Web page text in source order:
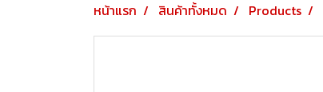
หน้าแรก สินค้าทั้งหมด Products